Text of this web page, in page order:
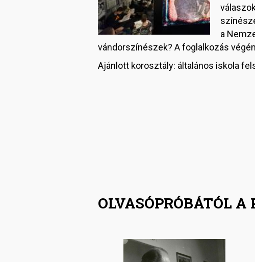
a
vándorszínészek? A foglalkozás
Ajánlott korosztály: általános iskola
OLVASÓPRÓBÁTÓL A